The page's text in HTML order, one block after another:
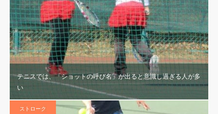
テニスでは、「ショットの呼び名」が出ると意識し過ぎる人が多
い
ストローク